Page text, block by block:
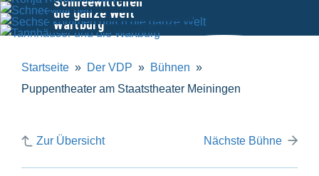
die ganze Welt
Tannhäuser und die
Wartburg
Startseite Der VDP
Bühnen
Puppentheater am Staatstheater Meiningen
Zur Übersicht Nächste Bühne